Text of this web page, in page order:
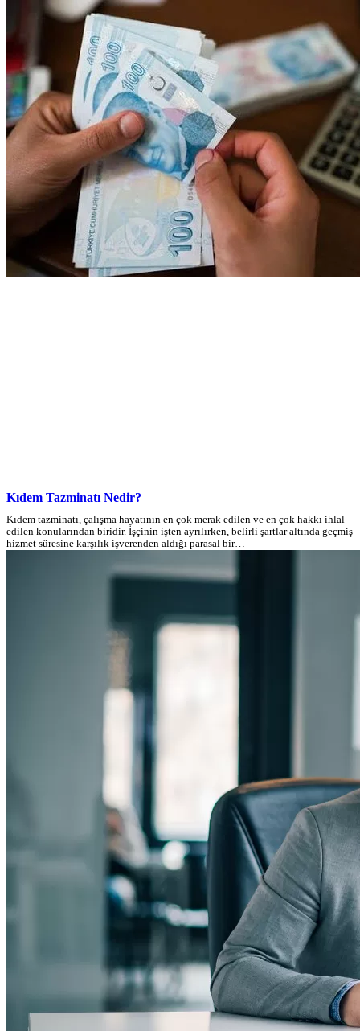
Kıdem Tazminatı Nedir?
Kıdem tazminatı, çalışma hayatının en çok merak edilen ve en çok hakkı ihlal
edilen konularından biridir. İşçinin işten ayrılırken, belirli şartlar altında geçmiş
hizmet süresine karşılık işverenden aldığı parasal bir…